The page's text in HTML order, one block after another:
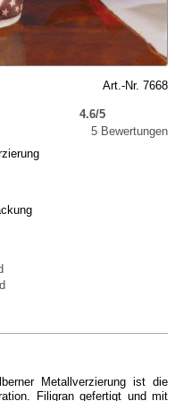
Art.-Nr. 7668
4.6/5
5 Bewertungen
Metallverzierung ist die
Filigran gefertigt und mit